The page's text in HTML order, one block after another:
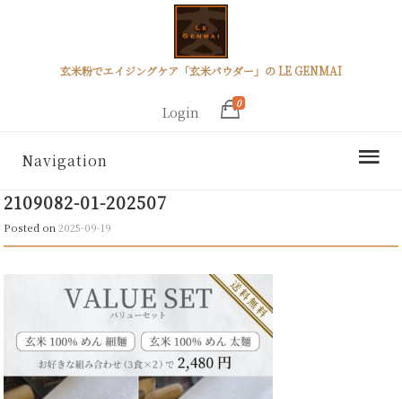
玄米粉でエイジングケア「玄米パウダー」の LE GENMAI
Login
0
Navigation
2109082-01-202507
Posted on2025-09-19